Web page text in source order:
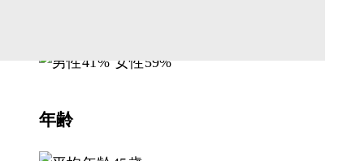
年齢